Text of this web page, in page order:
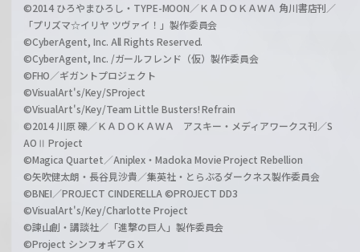
©2014 ひろやまひろし・TYPE-MOON／ＫＡＤＯＫＡＷＡ 角川書店刊／
「プリズマ☆イリヤ ツヴァイ！」製作委員会
©CyberAgent, Inc. All Rights Reserved.
©CyberAgent, Inc. /ガールフレンド（仮）製作委員会
©FHO／ギガントプロジェクト
©VisualArt's/Key/SProject
©VisualArt's/Key/Team Little Busters! Refrain
©2014 川原 礫／ＫＡＤＯＫＡＷＡ アスキー・メディアワークス刊／S
AOⅡ Project
©Magica Quartet／Aniplex・Madoka Movie Project Rebellion
©矢吹健太朗・長谷見沙貴／集英社・とらぶるダークネス製作委員会
©BNEI／PROJECT CINDERELLA ©PROJECT DD3
©VisualArt's/Key/Charlotte Project
©諫山創・講談社／「進撃の巨人」製作委員会
©Project シンフォギアＧＸ